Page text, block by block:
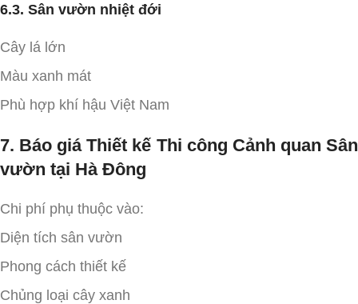
6.3. Sân vườn nhiệt đới
Cây lá lớn
Màu xanh mát
Phù hợp khí hậu Việt Nam
7. Báo giá Thiết kế Thi công Cảnh quan Sân
vườn tại Hà Đông
Chi phí phụ thuộc vào:
Diện tích sân vườn
Phong cách thiết kế
Chủng loại cây xanh